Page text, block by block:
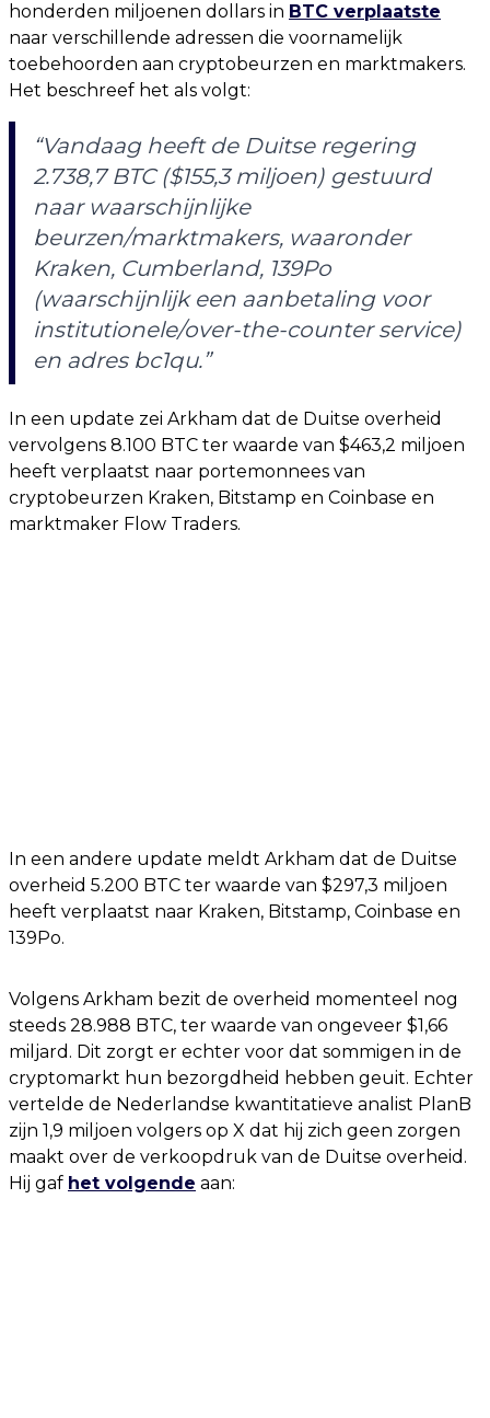
honderden miljoenen dollars in BTC verplaatste
naar verschillende adressen die voornamelijk
toebehoorden aan cryptobeurzen en marktmakers.
Het beschreef het als volgt:
“Vandaag heeft de Duitse regering
2.738,7 BTC ($155,3 miljoen) gestuurd
naar waarschijnlijke
beurzen/marktmakers, waaronder
Kraken, Cumberland, 139Po
(waarschijnlijk een aanbetaling voor
institutionele/over-the-counter service)
en adres bc1qu.”
In een update zei Arkham dat de Duitse overheid
vervolgens 8.100 BTC ter waarde van $463,2 miljoen
heeft verplaatst naar portemonnees van
cryptobeurzen Kraken, Bitstamp en Coinbase en
marktmaker Flow Traders.
In een andere update meldt Arkham dat de Duitse
overheid 5.200 BTC ter waarde van $297,3 miljoen
heeft verplaatst naar Kraken, Bitstamp, Coinbase en
139Po.
Volgens Arkham bezit de overheid momenteel nog
steeds 28.988 BTC, ter waarde van ongeveer $1,66
miljard. Dit zorgt er echter voor dat sommigen in de
cryptomarkt hun bezorgdheid hebben geuit. Echter
vertelde de Nederlandse kwantitatieve analist PlanB
zijn 1,9 miljoen volgers op X dat hij zich geen zorgen
maakt over de verkoopdruk van de Duitse overheid.
Hij gaf het volgende aan: